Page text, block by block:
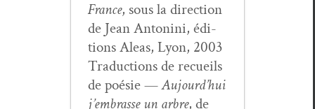
France, sous la direc­tion
de Jean Antoni­ni, édi­
tions Aleas, Lyon, 2003
Tra­duc­tions de recueils
de poésie —Aujour­d’hui
j’embrasse un arbre, de